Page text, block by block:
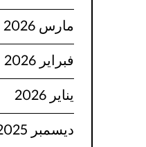
مارس 2026
فبراير 2026
يناير 2026
ديسمبر 2025